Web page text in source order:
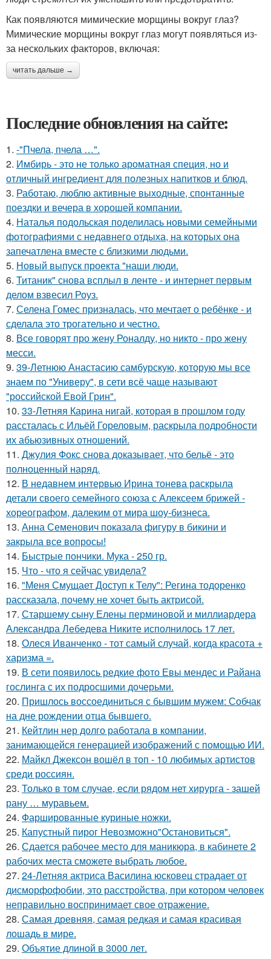
Как появляются мимические морщины вокруг глаз?
Мимические морщины вокруг глаз могут появляться из-
за нескольких факторов, включая:
читать дальше →
Последние обновления на сайте:
1. -"Пчела, пчела …".
2. Имбирь - это не только ароматная специя, но и
отличный ингредиент для полезных напитков и блюд.
3. Работаю, люблю активные выходные, спонтанные
поездки и вечера в хорошей компании.
4. Наталья подольская поделилась новыми семейными
фотографиями с недавнего отдыха, на которых она
запечатлена вместе с близкими людьми.
5. Новый выпуск проекта "наши люди.
6. Титаник" снова всплыл в ленте - и интернет первым
делом взвесил Роуз.
7. Селена Гомес призналась, что мечтает о ребёнке - и
сделала это трогательно и честно.
8. Все говорят про жену Роналду, но никто - про жену
месси.
9. 39-Летнюю Анастасию самбурскую, которую мы все
знаем по "Универу", в сети всё чаще называют
"российской Евой Грин".
10. 33-Летняя Карина нигай, которая в прошлом году
рассталась с Ильёй Гореловым, раскрыла подробности
их абьюзивных отношений.
11. Джулия Фокс снова доказывает, что бельё - это
полноценный наряд.
12. В недавнем интервью Ирина тонева раскрыла
детали своего семейного союза с Алексеем брижей -
хореографом, далеким от мира шоу-бизнеса.
13. Анна Семенович показала фигуру в бикини и
закрыла все вопросы!
14. Быстрые пончики. Мука - 250 гр.
15. Что - что я сейчас увидела?
16. "Меня Смущает Доступ к Телу": Регина тодоренко
рассказала, почему не хочет быть актрисой.
17. Старшему сыну Елены перминовой и миллиардера
Александра Лебедева Никите исполнилось 17 лет.
18. Олеся Иванченко - тот самый случай, когда красота +
харизма =.
19. В сети появилось редкие фото Евы мендес и Райана
гослинга с их подросшими дочерьми.
20. Пришлось воссоединиться с бывшим мужем: Собчак
на дне рождении отца бывшего.
21. Кейтлин нер долго работала в компании,
занимающейся генерацией изображений с помощью ИИ.
22. Майкл Джексон вошёл в топ - 10 любимых артистов
среди россиян.
23. Только в том случае, если рядом нет хирурга - зашей
рану … муравьем.
24. Фаршированные куриные ножки.
25. Капустный пирог Невозможно"Остановиться".
26. Сдается рабочее место для маникюра, в кабинете 2
рабочих места сможете выбрать любое.
27. 24-Летняя актриса Василина юсковец страдает от
дисморфофобии, это расстройства, при котором человек
неправильно воспринимает свое отражение.
28. Самая древняя, самая редкая и самая красивая
лошадь в мире.
29. Объятие длиной в 3000 лет.